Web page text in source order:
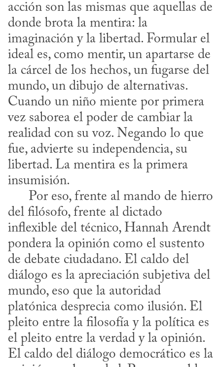
acción son las mismas que aquellas de
donde brota la mentira: la
imaginación y la libertad. Formular el
ideal es, como mentir, un apartarse de
la cárcel de los hechos, un fugarse del
mundo, un dibujo de alternativas.
Cuando un niño miente por primera
vez saborea el poder de cambiar la
realidad con su voz. Negando lo que
fue, advierte su independencia, su
libertad. La mentira es la primera
insumisión.
del filósofo, frente al dictado
inflexible del técnico, Hannah Arendt
pondera la opinión como el sustento
de debate ciudadano. El caldo del
diálogo es la apreciación subjetiva del
mundo, eso que la autoridad
platónica desprecia como ilusión. El
pleito entre la filosofía y la política es
el pleito entre la verdad y la opinión.
El caldo del diálogo democrático es la